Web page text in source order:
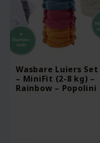
Wasbare Luiers Set
– MiniFit (2-8 kg) –
Rainbow – Popolini